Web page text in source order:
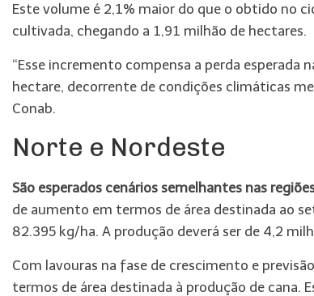
Este volume é 2,1% maior do que o obtido no
cultivada, chegando a 1,91 milhão de hectares.
“Esse incremento compensa a perda
hectare, decorrente de condições climáticas
Conab.
Norte e Nordeste
São esperados cenários semelhantes nas
de aumento em termos de área destinada ao
82.395 kg/ha. A produção deverá ser de 4,2
Com lavouras na fase de crescimento e
termos de área destinada à produção de cana.